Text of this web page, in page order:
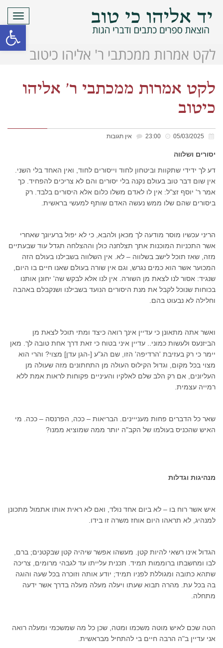
פתח
לקט אמרות ממכתבי ר' אליהו כיטוב
לקט אמרות ממכתבי ר' אליהו
כיטוב
אין תגובות
יסורים ושלווה
דע לך ידידי שתקוות וביטחון לחוד וייסורים לחוד, ואין האחד בלי השני.
אין שום דבר טוב בעולם נקנה בלי יסורים והם לא צריכים להפחיד. כך
אמר ר' יוסף זצ"ל: אין לו לאדם משלו כלום אלא היסורים בלבד. רק
ביסורים שהם שלו ממש נעשה האדם שותף למעשי בראשית.
הריני עכשיו מוסר מודעה לך מכאן ולהבא, כי לא יפול ברעיונך שאחרי
אשר התכניות המוכנות אתך תצלחנה כולן וההצלחה תגדל עוד שבעתיים
מזה, שאז תוכל לישב בשלווה – לא. אין השלווה בשבילנו בעולם הזה
המכוער אשר הוא כמים נגרש, וגם אין שורה בעולם שאנו חיים בו היום,
שנגיד: אסור לנו לצאת מן השורה. אין לנו אלא לבקש שה' יחונן אותנו
בכוחות שנוכל לקבל את מנת היסורים הנועד בשבילנו ושנקבלם באהבה
וחלילה לא נבעוט בהם.
ואשר אתה מתאונן כי עדיין אינך רואה כיצד ומתי תוכל לצאת מן
הביזנעס ולעשות כמוני.. עדיין איני בטוח כי זאת דרך אחת טובה לך. מאן
יימר כי רק בעזיבת 'הרדיפה' הזו, שם הג"ע [-הגן עדן] מצוי? והרי הוא
מצוי בכל מקום, וגדול הקילוס העולה מן התחתונים מזה שעולה מן
העליונים, אם רק הלב שלם לאלקיו והעיניים פקוחות לראות אמת ללא
רמייה עצמית.
שאר כל הדברים פחות מענייינים. הבריאות – ככה, הפרנסה – ככה. מי
האיש שהכניס בעולמו של הקב"ה יותר ממה שמוציא ממנו?
מנהיגות וגדלות
איש אשר רוח בו – לא ביום אחד נולד, ואם לא ראית אותו אתמול מתכונן
למנהיג, לא תראהו היום אוחז משרה זו בידו.
הגדול אינו רשאי להיות קטן. מעשהו אפשר שיהיה קטן שבקטנים; ברם,
לבו ומחשבתו ברוממות תמיד. תכנית עלייתו עד לגבהי מרומים, צריכה
שתהא כתובה ומגוללת לפניו תמיד; יודע אותה וזוכרה בכל שעה והוגה
בה בכל עת. מהרה תבוא שעתו ויעלה מעלה מעלה בדרך אשר ידעה
מתחלה.
הטה שכם לאיש מוטה משכמו ומטה, שכן כל מה שמשכמי ומעלה רואה
אני עדיין ב"ה הרבה חיים בי להתחיל מבראשית.